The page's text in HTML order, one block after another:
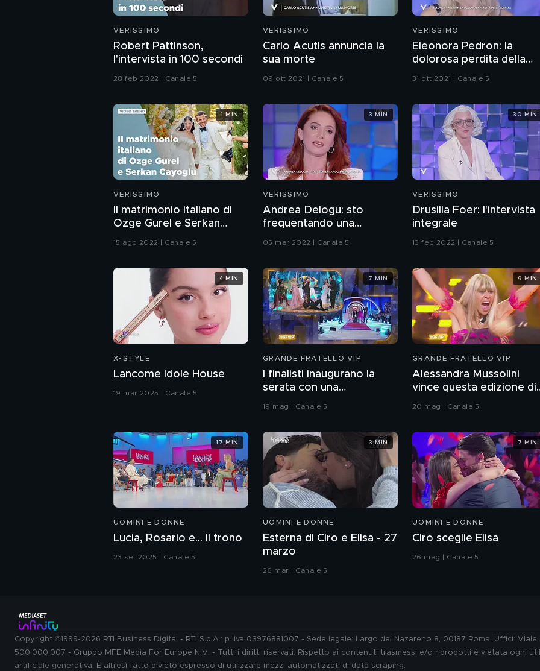
VERISSIMO
Robert Pattinson,
l'intervista in 100 secondi
28 feb 2022 | Canale 5
VERISSIMO
Carlo Acutis annuncia la
sua morte
09 ott 2021 | Canale 5
VERISSIMO
Eleonora Pedron: la
dolorosa perdita della
31 ott 2021 | Canale 5
VERISSIMO
Il matrimonio italiano di
Ozge Gurel e Serkan
15 ago 2022 | Canale 5
1 MIN
VERISSIMO
Andrea Delogu: sto
frequentando una
05 mar 2022 | Canale 5
3 MIN
VERISSIMO
Drusilla Foer: l'intervista
integrale
13 feb 2022 | Canale 5
30 MIN
X-STYLE
Lancome Idole House
19 mar 2025 | Canale 5
4 MIN
GRANDE FRATELLO VIP
I finalisti inaugurano la
serata con una
coreografia
19 mag | Canale 5
7 MIN
GRANDE FRATELLO VIP
Alessandra Mussolini
vince questa edizione di
Grande Fratello VIP
20 mag | Canale 5
9 MIN
UOMINI E DONNE
Lucia, Rosario e... il trono
23 set 2025 | Canale 5
17 MIN
UOMINI E DONNE
Esterna di Ciro e Elisa - 27
marzo
26 mar | Canale 5
3 MIN
UOMINI E DONNE
Ciro sceglie Elisa
26 mag | Canale 5
7 MIN
Copyright ©1999-2026 RTI Business Digital - RTI S.p.A.: p. iva 03976881007 - Sede legale: Largo del Nazareno 8, 00187 Roma. Uffici:
500.000.007 - Gruppo MFE Media For Europe N.V. - Tutti i diritti riservati. Rispetto ai contenuti trasmessi e/o riprodotti è vietata ogni
artificiale generativa. È altresì fatto divieto espresso di utilizzare mezzi automatizzati di data scraping.